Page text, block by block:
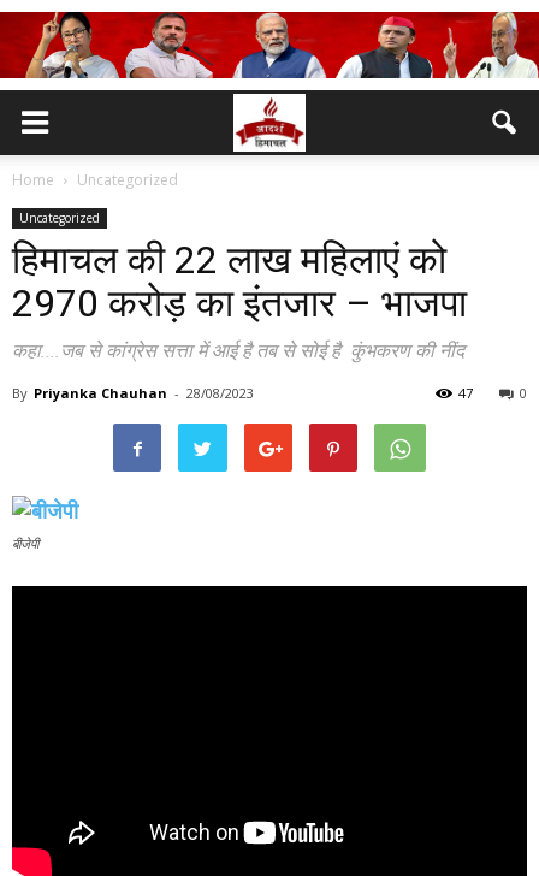
Home Uncategorized
Uncategorized
हिमाचल की 22 लाख महिलाएं को
2970 करोड़ का इंतजार – भाजपा
कहा....जब से कांग्रेस सत्ता में आई है तब से सोई है कुंभकरण की नींद
By Priyanka Chauhan - 28/08/2023 0
47
बीजेपी